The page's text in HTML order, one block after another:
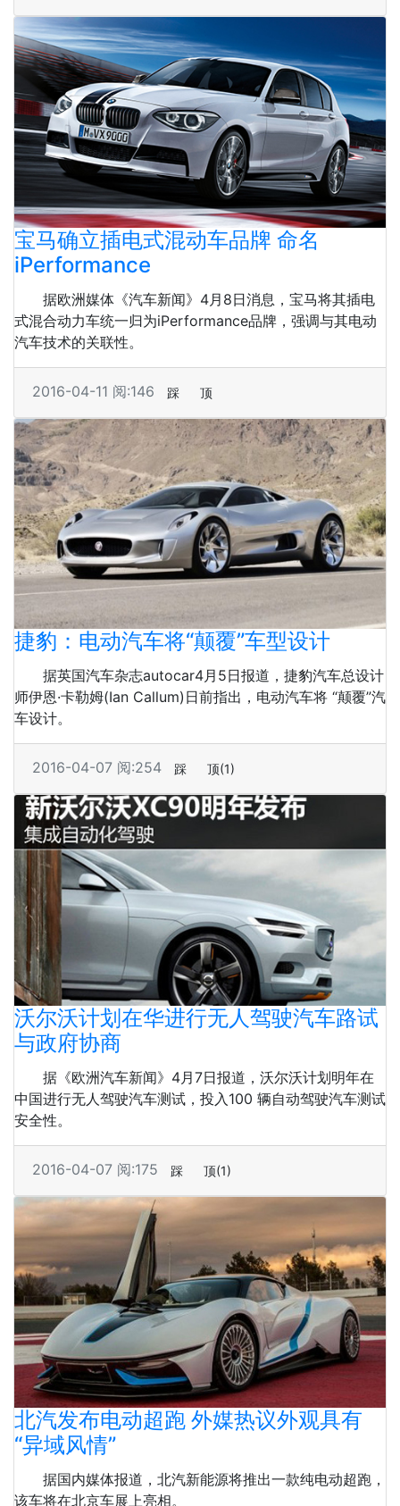
宝马确立插电式混动车品牌 命名
iPerformance
据欧洲媒体《汽车新闻》4月8日消息，宝马将其插电
式混合动力车统一归为iPerformance品牌，强调与其电动
汽车技术的关联性。
2016-04-11 阅:146 踩 顶
捷豹：电动汽车将“颠覆”车型设计
据英国汽车杂志autocar4月5日报道，捷豹汽车总设计
师伊恩·卡勒姆(Ian Callum)日前指出，电动汽车将 “颠覆”汽
车设计。
2016-04-07 阅:254 踩 顶(1)
沃尔沃计划在华进行无人驾驶汽车路试
与政府协商
据《欧洲汽车新闻》4月7日报道，沃尔沃计划明年在
中国进行无人驾驶汽车测试，投入100 辆自动驾驶汽车测试
安全性。
2016-04-07 阅:175 踩 顶(1)
北汽发布电动超跑 外媒热议外观具有
“异域风情”
据国内媒体报道，北汽新能源将推出一款纯电动超跑，
该车将在北京车展上亮相。